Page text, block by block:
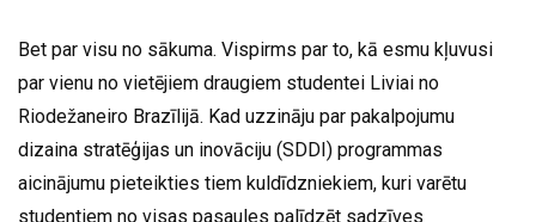
Bet par visu no sākuma. Vispirms par to, kā esmu kļuvusi
par vienu no vietējiem draugiem studentei Liviai no
Riodežaneiro Brazīlijā. Kad uzzināju par pakalpojumu
dizaina stratēģijas un inovāciju (SDDI) programmas
aicinājumu pieteikties tiem kuldīdzniekiem, kuri varētu
studentiem no visas pasaules palīdzēt sadzīves